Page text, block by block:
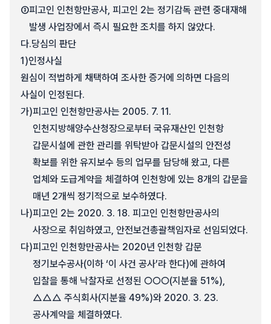
③피고인 인천항만공사, 피고인 2는 정기감독 관련 중대재해
발생 사업장에서 즉시 필요한 조치를 하지 않았다.
다.당심의 판단
1)인정사실
원심이 적법하게 채택하여 조사한 증거에 의하면 다음의
사실이 인정된다.
가)피고인 인천항만공사는 2005. 7. 11.
인천지방해양수산청장으로부터 국유재산인 인천항
갑문시설에 관한 관리를 위탁받아 갑문시설의 안전성
확보를 위한 유지보수 등의 업무를 담당해 왔고, 다른
업체와 도급계약을 체결하여 인천항에 있는 8개의 갑문을
매년 2개씩 정기적으로 보수하였다.
나)피고인 2는 2020. 3. 18. 피고인 인천항만공사의
사장으로 취임하였고, 안전보건총괄책임자로 선임되었다.
다)피고인 인천항만공사는 2020년 인천항 갑문
정기보수공사(이하 ‘이 사건 공사’라 한다)에 관하여
입찰을 통해 낙찰자로 선정된 ○○○(지분율 51%),
△△△ 주식회사(지분율 49%)와 2020. 3. 23.
공사계약을 체결하였다.